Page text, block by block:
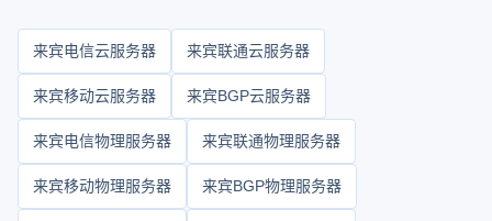
来宾电信云服务器 来宾联通云服务器
来宾移动云服务器 来宾BGP云服务器
来宾电信物理服务器 来宾联通物理服务器
来宾移动物理服务器 来宾BGP物理服务器